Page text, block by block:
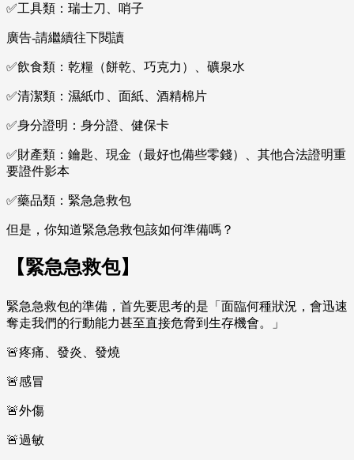
✅工具類：瑞士刀、哨子
廣告-請繼續往下閱讀
✅飲食類：乾糧（餅乾、巧克力）、礦泉水
✅清潔類：濕紙巾、面紙、酒精棉片
✅身分證明：身分證、健保卡
✅財產類：鑰匙、現金（最好也備些零錢）、其他合法證明重
要證件影本
✅藥品類：緊急急救包
但是，你知道緊急急救包該如何準備嗎？
【緊急急救包】
緊急急救包的準備，首先要思考的是「面臨何種狀況，會迅速
奪走我們的行動能力甚至直接危脅到生存機會。」
🚨疼痛、發炎、發燒
🚨感冒
🚨外傷
🚨過敏